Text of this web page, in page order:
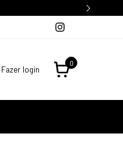
Fazer login
0